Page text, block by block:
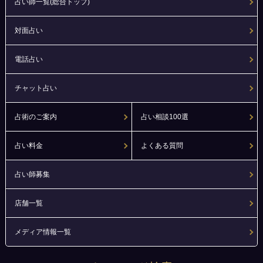
対面占い
電話占い
チャット占い
占術のご案内 占い相談100選
占い料金 よくある質問
占い師募集
店舗一覧
メディア情報一覧